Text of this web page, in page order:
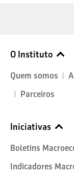
O Instituto
Quem somos
Parceiros
Iniciativas
Boletins
Indicadores